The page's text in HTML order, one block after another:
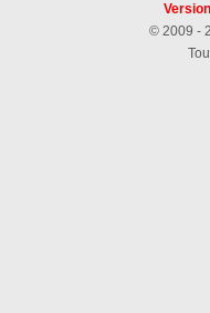
© 2009 -